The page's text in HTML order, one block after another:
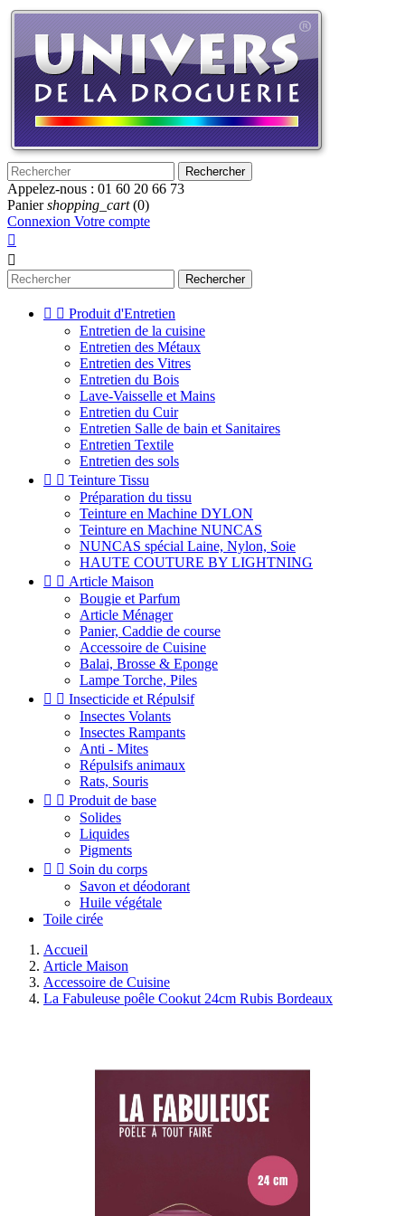
Rechercher
Appelez-nous : 01 60 20 66 73
Panier shopping_cart (0)
Connexion Votre compte


Rechercher
  Produit d'Entretien
Entretien de la cuisine
Entretien des Métaux
Entretien des Vitres
Entretien du Bois
Lave-Vaisselle et Mains
Entretien du Cuir
Entretien Salle de bain et Sanitaires
Entretien Textile
Entretien des sols
  Teinture Tissu
Préparation du tissu
Teinture en Machine DYLON
Teinture en Machine NUNCAS
NUNCAS spécial Laine, Nylon, Soie
HAUTE COUTURE BY LIGHTNING
  Article Maison
Bougie et Parfum
Article Ménager
Panier, Caddie de course
Accessoire de Cuisine
Balai, Brosse & Eponge
Lampe Torche, Piles
  Insecticide et Répulsif
Insectes Volants
Insectes Rampants
Anti - Mites
Répulsifs animaux
Rats, Souris
  Produit de base
Solides
Liquides
Pigments
  Soin du corps
Savon et déodorant
Huile végétale
Toile cirée
Accueil
Article Maison
Accessoire de Cuisine
La Fabuleuse poêle Cookut 24cm Rubis Bordeaux